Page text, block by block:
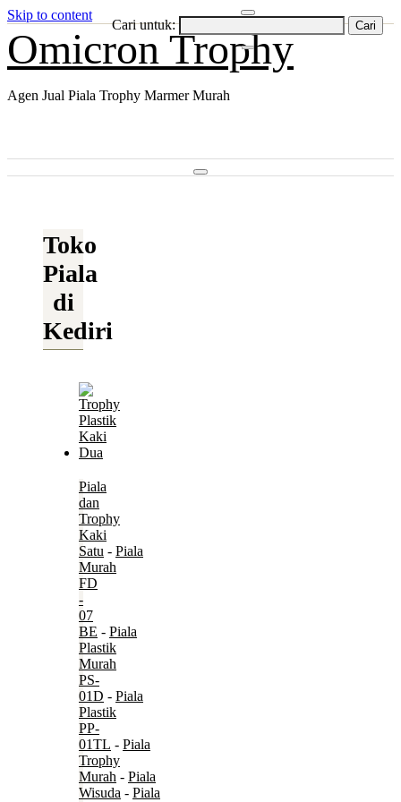
Skip to content
Omicron Trophy
Agen Jual Piala Trophy Marmer Murah
Cari untuk:
Toko
Piala
di
Kediri
Piala
dan
Trophy
Kaki
Satu - Piala
Murah
FD
-
07
BE - Piala
Plastik
Murah
PS-
01D - Piala
Plastik
PP-
01TL - Piala
Trophy
Murah - Piala
Wisuda - Piala